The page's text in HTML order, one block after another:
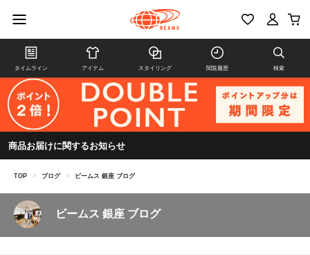
タイムライン アイテム スタイリング 閲覧履歴 検索
商品お届けに関するお知らせ
TOP > ブログ > ビームス 銀座 ブログ
ビームス 銀座 ブログ